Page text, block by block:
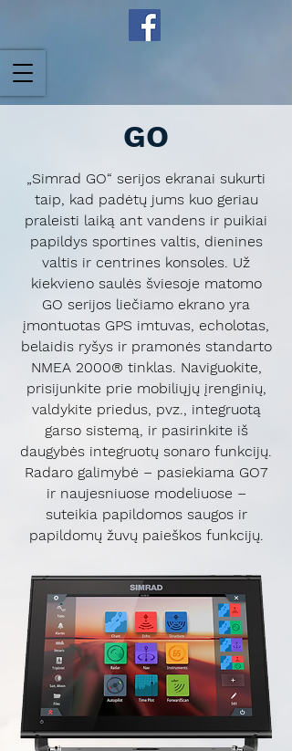
GO
„Simrad GO“ serijos ekranai sukurti
taip, kad padėtų jums kuo geriau
praleisti laiką ant vandens ir puikiai
papildys sportines valtis, dienines
valtis ir centrines konsoles. Už
kiekvieno saulės šviesoje matomo
GO serijos liečiamo ekrano yra
įmontuotas GPS imtuvas, echolotas,
belaidis ryšys ir pramonės standarto
NMEA 2000® tinklas. Naviguokite,
prisijunkite prie mobiliųjų įrenginių,
valdykite priedus, pvz., integruotą
garso sistemą, ir pasirinkite iš
daugybės integruotų sonaro funkcijų.
Radaro galimybė – pasiekiama GO7
ir naujesniuose modeliuose –
suteikia papildomos saugos ir
papildomų žuvų paieškos funkcijų.